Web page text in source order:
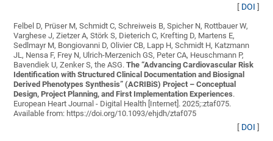
[ DOI ]
Felbel D, Prüser M, Schmidt C, Schreiweis B, Spicher N, Rottbauer W,
Varghese J, Zietzer A, Störk S, Dieterich C, Krefting D, Martens E,
Sedlmayr M, Bongiovanni D, Olivier CB, Lapp H, Schmidt H, Katzmann
JL, Nensa F, Frey N, Ulrich-Merzenich GS, Peter CA, Heuschmann P,
Bavendiek U, Zenker S, the ASG.The “Advancing Cardiovascular Risk
Identification with Structured Clinical Documentation and Biosignal
Derived Phenotypes Synthesis” (ACRIBiS) Project – Conceptual
Design, Project Planning, and First Implementation Experiences.
European Heart Journal - Digital Health [Internet]. 2025;:ztaf075.
Available from: https://doi.org/10.1093/ehjdh/ztaf075
[ DOI ]